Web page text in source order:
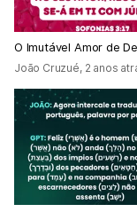
O Imutável Amor de
João Cruzué, 2 anos